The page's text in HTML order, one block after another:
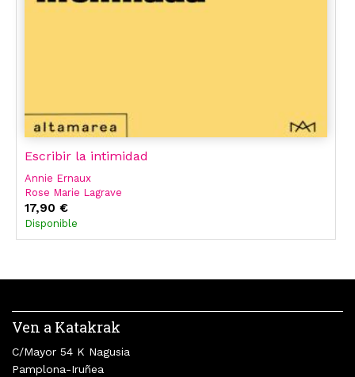
Escribir la intimidad
Annie Ernaux
Rose Marie Lagrave
17,90 €
Disponible
Ven a Katakrak
C/Mayor 54 K Nagusia
Pamplona-Iruñea